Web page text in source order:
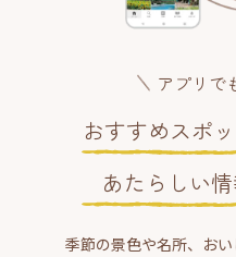
アプリで
おすすめスポ
あたらしい
季節の景色や名所、お